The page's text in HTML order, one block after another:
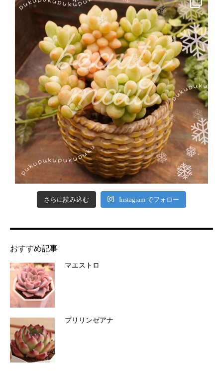
さらに読み込む Instagram でフォロー
おすすめ記事
マエストロ
プリリンゼアナ